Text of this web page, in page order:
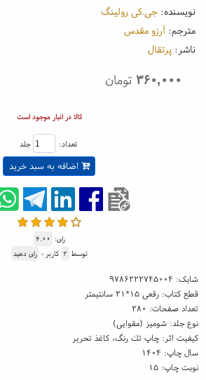
نویسنده: جی.کی رولینگ
مترجم: آرزو مقدس
ناشر: پرتقال
۳۶۰,۰۰۰ تومان
کالا در انبار موجود است
تعداد: جلد
اضافه به سبد خرید
رای: ۴.۰۰
توسط ۲ کاربر - رای دهید
شابک: ۹۷۸۶۲۲۲۷۴۵۰۰۴
قطع کتاب: رقعی ۱۵*۲۱ سانتیمتر
تعداد صفحات: ۲۸۰
نوع جلد: شومیز (مقوایی)
کیفیت اثر: چاپ تك رنگ، کاغذ تحریر
سال چاپ: ۱۴۰۴
نوبت چاپ: ۱۵